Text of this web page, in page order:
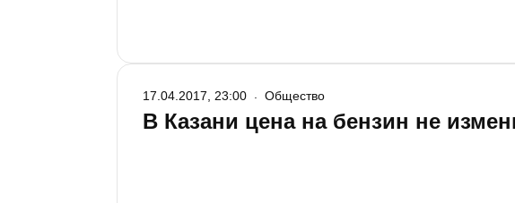
В Казани цена на бензин не
17.04.2017, 23:00 Общество